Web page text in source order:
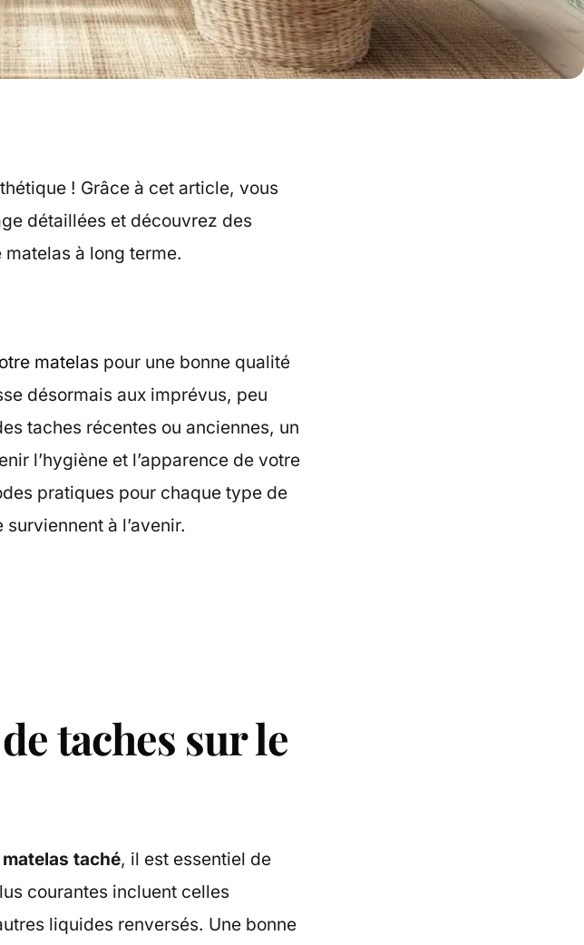
! Grâce à cet article, vous
détaillées et découvrez des
à long terme.
matelas pour une bonne qualité
désormais aux imprévus, peu
taches récentes ou anciennes, un
l’hygiène et l’apparence de votre
pratiques pour chaque type de
à l’avenir.
taches sur le
matelas taché, il est essentiel de
courantes incluent celles
liquides renversés. Une bonne